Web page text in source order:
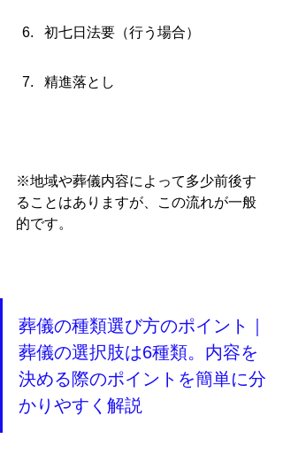
初七日法要（行う場合）
精進落とし
※地域や葬儀内容によって多少前後す
ることはありますが、この流れが一般
的です。
葬儀の種類選び方のポイント｜
葬儀の選択肢は6種類。内容を
決める際のポイントを簡単に分
かりやすく解説